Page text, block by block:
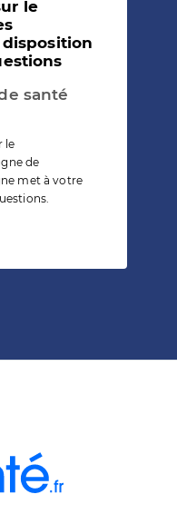
le
santé
le
de
met à votre